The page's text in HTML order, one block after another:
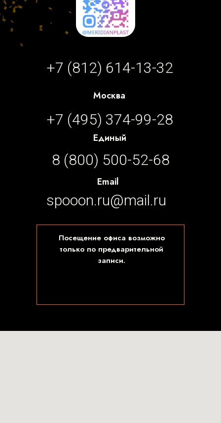
+7 (812) 614-13-32
Москва
+7 (495) 374-99-28
Единый
8 (800) 500-52-68
Email
spooon.ru@mail.ru
Посещение офиса возможно
только по предварительной
записи.